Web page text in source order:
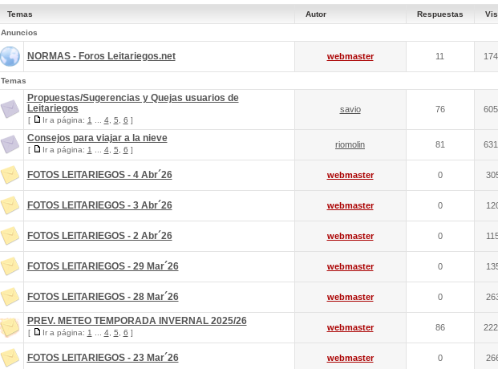
Temas Autor Respuestas
Anuncios
NORMAS - Foros Leitariegos.net webmaster 11
Temas
Propuestas/Sugerencias y Quejas usuarios de
Leitariegos
[ Ir a página: 1 4, 5 6 ]
savio 76
Consejos para viajar a la nieve
[ Ir a página: 1 4, 5 6 ]
riomolin 81
FOTOS LEITARIEGOS - 4 Abr´26 webmaster 0
FOTOS LEITARIEGOS - 3 Abr´26 webmaster 0
FOTOS LEITARIEGOS - 2 Abr´26 webmaster 0
FOTOS LEITARIEGOS - 29 Mar´26 webmaster 0
FOTOS LEITARIEGOS - 28 Mar´26 webmaster 0
PREV. METEO TEMPORADA INVERNAL 2025/26
[ Ir a página: 1 4, 5 6 ]
webmaster 86
FOTOS LEITARIEGOS - 23 Mar´26 webmaster 0